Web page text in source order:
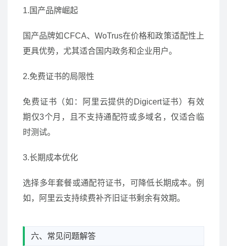
1.国产品牌崛起
国产品牌如CFCA、WoTrus在价格和政策适配性上
更具优势，尤其适合国内政务和企业用户。
2.免费证书的局限性
免费证书（如：阿里云提供的Digicert证书）有效
期仅3个月，且不支持通配符或多域名，仅适合临
时测试。
3.长期成本优化
选择多年套餐或通配符证书，可降低长期成本。例
如，阿里云支持续费补齐旧证书剩余有效期。
六、常见问题解答